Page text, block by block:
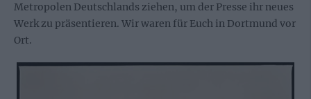
Metropolen Deutschlands ziehen, um der Presse ihr neues
Werk zu präsentieren. Wir waren für Euch in Dortmund vor
Ort.